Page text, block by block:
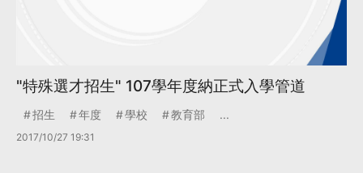
"特殊選才招生" 107學年度納正式入學管道
招生 年度 學校 教育部 ...
2017/10/27 19:31